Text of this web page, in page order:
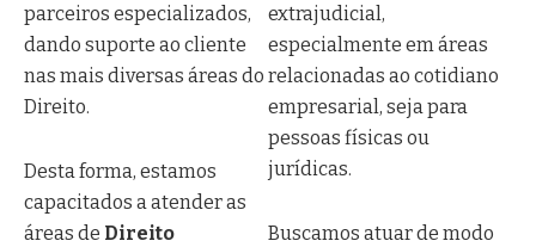
parceiros especializados,
dando suporte ao cliente
nas mais diversas áreas do
Direito.
Desta forma, estamos
capacitados a atender as
áreas de Direito
extrajudicial,
especialmente em áreas
relacionadas ao cotidiano
empresarial, seja para
pessoas físicas ou
jurídicas.
Buscamos atuar de modo